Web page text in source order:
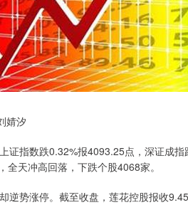
婧汐
证指数跌0.32%报4093.25点，深证成
全天冲高回落，下跌个股4068家。
逆势涨停。截至收盘，莲花控股报收